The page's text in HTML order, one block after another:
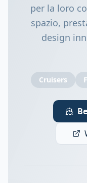
per la loro
spazio,
design
Cruisers